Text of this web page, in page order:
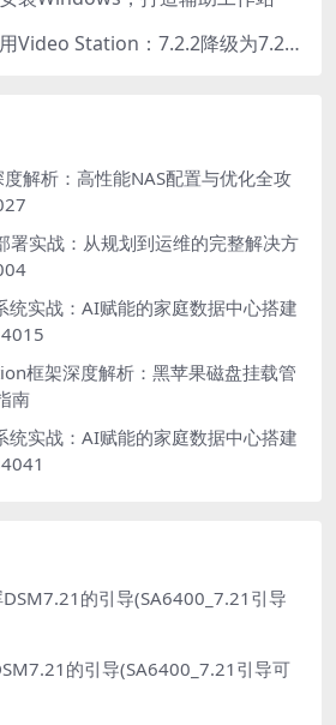
群辉NAS降级使用Video Station：7.2.2降级为7.2.1，也可降为其他版本
解析：高性能NAS配置与优化全攻
署实战：从规划到运维的完整解决方
统实战：AI赋能的家庭数据中心搭建
框架深度解析：黑苹果磁盘挂载管
南
统实战：AI赋能的家庭数据中心搭建
的引导(SA6400_7.21引导
的引导(SA6400_7.21引导可